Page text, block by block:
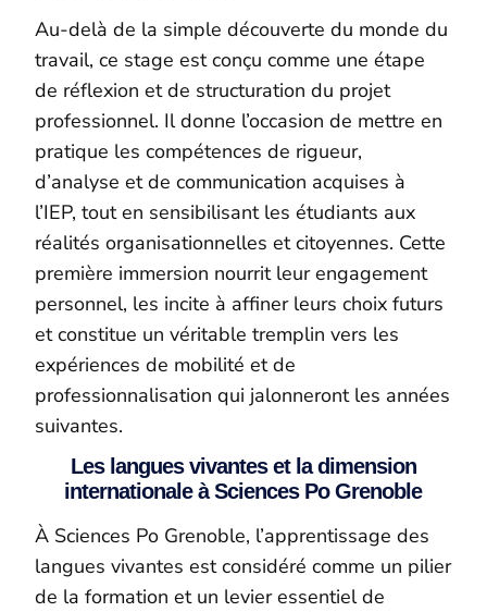
Au-delà de la simple découverte du monde du
travail, ce stage est conçu comme une étape
de réflexion et de structuration du projet
professionnel. Il donne l’occasion de mettre en
pratique les compétences de rigueur,
d’analyse et de communication acquises à
l’IEP, tout en sensibilisant les étudiants aux
réalités organisationnelles et citoyennes. Cette
première immersion nourrit leur engagement
personnel, les incite à affiner leurs choix futurs
et constitue un véritable tremplin vers les
expériences de mobilité et de
professionnalisation qui jalonneront les années
suivantes.
Les langues vivantes et la dimension
internationale à Sciences Po Grenoble
À Sciences Po Grenoble, l’apprentissage des
langues vivantes est considéré comme un pilier
de la formation et un levier essentiel de